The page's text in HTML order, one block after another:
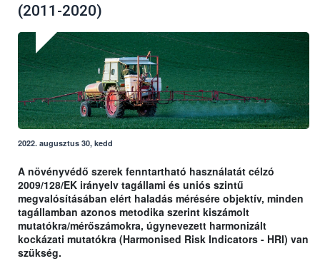
(2011-2020)
2022. augusztus 30, kedd
A növényvédő szerek fenntartható használatát célzó
2009/128/EK irányelv tagállami és uniós szintű
megvalósításában elért haladás mérésére objektív, minden
tagállamban azonos metodika szerint kiszámolt
mutatókra/mérőszámokra, úgynevezett harmonizált
kockázati mutatókra (Harmonised Risk Indicators - HRI) van
szükség.